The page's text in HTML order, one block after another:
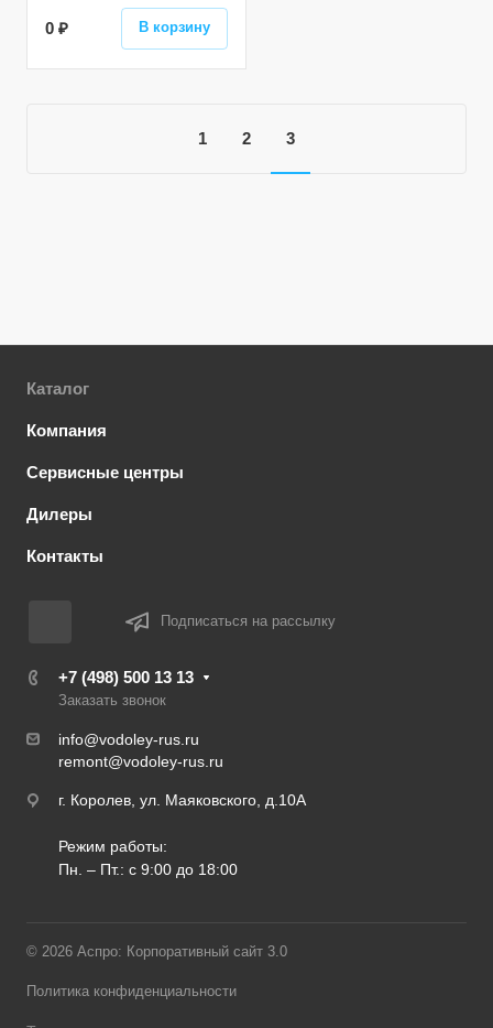
0 ₽ В корзину
1 2 3
Каталог
Компания
Сервисные центры
Дилеры
Контакты
Подписаться на рассылку
+7 (498) 500 13 13
Заказать звонок
info@vodoley-rus.ru
remont@vodoley-rus.ru
г. Королев, ул. Маяковского, д.10А
Режим работы:
Пн. – Пт.: с 9:00 до 18:00
© 2026 Аспро: Корпоративный сайт 3.0
Политика конфиденциальности